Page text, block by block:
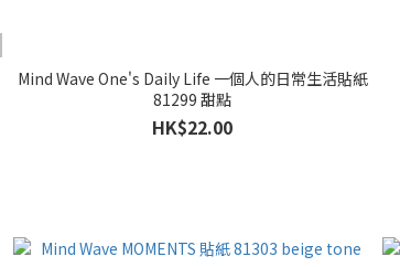
Mind Wave One's Daily Life 一個人的日常生活貼紙
81299 甜點
HK$22.00